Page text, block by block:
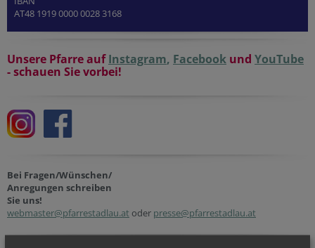
AT48 1919 0000 0028 3168
Unsere Pfarre auf Instagram, Facebook und YouTube
- schauen Sie vorbei!
Bei Fragen/Wünschen/
Anregungen schreiben
Sie uns!
webmaster@pfarrestadlau.at oder presse@pfarrestadlau.at